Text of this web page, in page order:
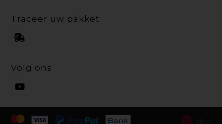
Traceer uw pakket
Volg ons